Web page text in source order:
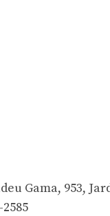
Gama, 953,
2585